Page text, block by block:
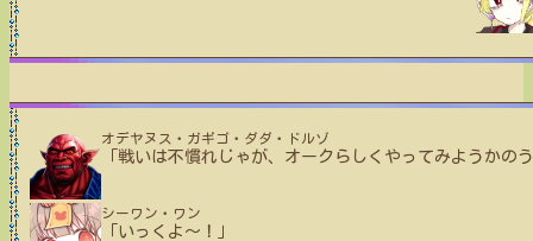
オデヤヌス・ガギゴ・ダダ・ドルゾ
「戦いは不慣れじゃが、オークらしくやってみようかの
シーワン・ワン
「いっくよ～！」